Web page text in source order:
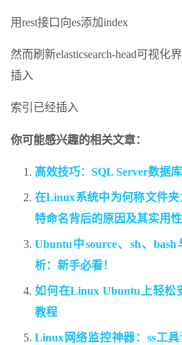
用rest接口向es添加index
然而刷新elasticsearch-head可视化
插入
索引已经插入
你可能感兴趣的相关文章：
高效技巧：SQL Server数据
在Linux系统中为何称文件
特命名背后的原因及其实用性
Ubuntu中source、sh、
析：新手必看！
如何在Linux Ubuntu上轻松
教程
Linux网络监控神器：ss工